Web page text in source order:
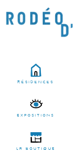
résidences
EXPOSITIONS
LA BOUTIQUE